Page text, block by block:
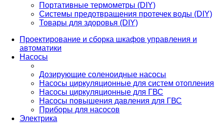
Портативные термометры (DIY)
Системы предотвращения протечек воды (DIY)
Товары для здоровья (DIY)
Проектирование и сборка шкафов управления и
автоматики
Насосы
Дозирующие соленоидные насосы
Насосы циркуляционные для систем отопления
Насосы циркуляционные для ГВС
Насосы повышения давления для ГВС
Приборы для насосов
Электрика